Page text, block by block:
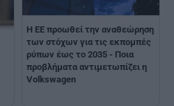
Η ΕΕ προωθεί την αναθεώρηση
των στόχων για τις εκπομπές
ρύπων έως το 2035 - Ποια
προβλήματα αντιμετωπίζει η
Volkswagen